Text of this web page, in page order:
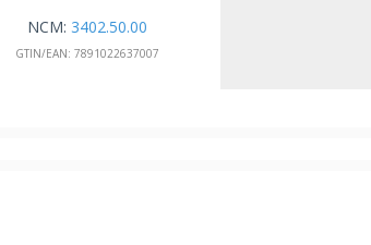
NCM: 3402.50.00
GTIN/EAN: 7891022637007